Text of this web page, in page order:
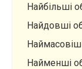
Найбільші
Найдовші
Найменші